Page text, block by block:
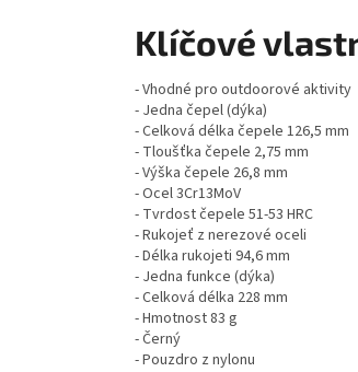
Klíčové
- Vhodné pro outdoorové aktivity
- Jedna čepel (dýka)
- Celková délka čepele 126,5 mm
- Tloušťka čepele 2,75 mm
- Výška čepele 26,8 mm
- Ocel 3Cr13MoV
- Tvrdost čepele 51-53 HRC
- Rukojeť z nerezové oceli
- Délka rukojeti 94,6 mm
- Jedna funkce (dýka)
- Celková délka 228 mm
- Hmotnost 83 g
- Černý
- Pouzdro z nylonu